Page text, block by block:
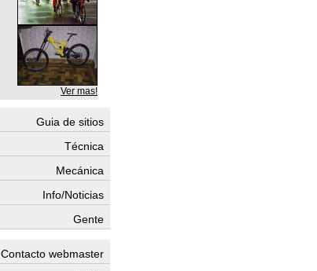
Ver mas!
Guia de sitios
Técnica
Mecánica
Info/Noticias
Gente
Contacto webmaster